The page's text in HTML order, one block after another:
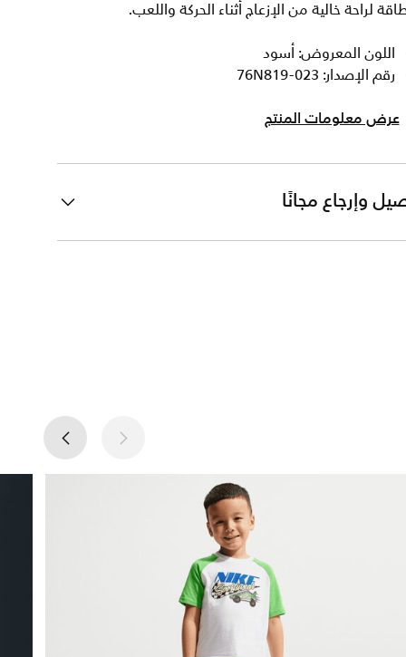
لراحة خالية من الإزعاج أثناء الحركة واللعب.
اللون المعروض: أسود
رقم الإصدار: 76N819-023
عرض معلومات المنتج
وإرجاع مجانًا